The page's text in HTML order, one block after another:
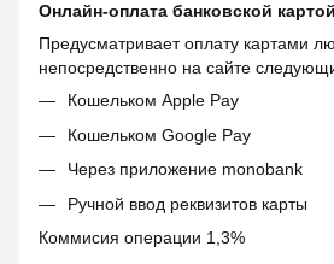
Онлайн-оплата банковской
Предусматривает оплату картами
непосредственно на сайте
Кошельком Apple Pay
Кошельком Google Pay
Через приложение monobank
Ручной ввод реквизитов карты
Коммисия операции 1,3%